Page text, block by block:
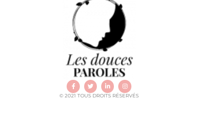
© 2021 TOUS DROITS RÉSERVÉS